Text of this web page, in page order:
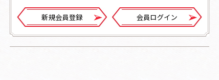
新規会員登録 会員ログイン